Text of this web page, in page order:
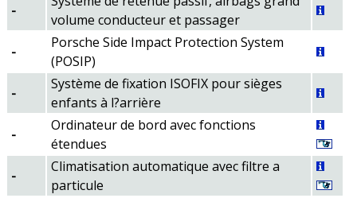
-
volume conducteur et passager
-
Porsche Side Impact Protection System
(POSIP)
-
Système de fixation ISOFIX pour sièges
enfants à l?arrière
-
Ordinateur de bord avec fonctions
étendues
-
Climatisation automatique avec filtre a
particule